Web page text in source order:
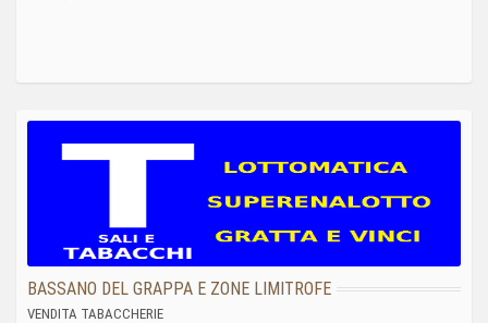
BASSANO DEL GRAPPA E ZONE LIMITROFE
VENDITA TABACCHERIE